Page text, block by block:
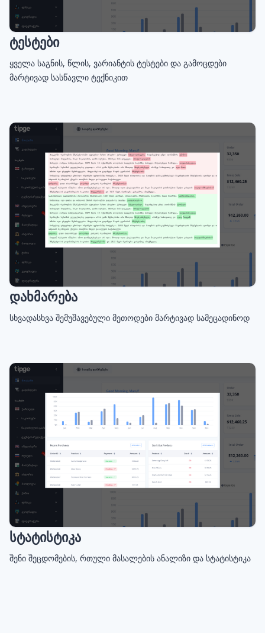
ტესტები
ყველა საგნის, წლის, ვარიანტის ტესტები და გამოცდები
მარტივად სასწავლი ტექნიკით
დახმარება
სხვადასხვა შემუშავებული მეთოდები მარტივად სამეცადინოდ
სტატისტიკა
შენი შეცდომების, რთული მასალების ანალიზი და სტატისტიკა